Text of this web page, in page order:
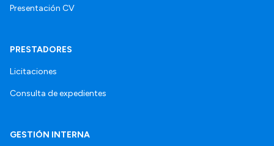
Presentación CV
PRESTADORES
Licitaciones
Consulta de expedientes
GESTIÓN INTERNA